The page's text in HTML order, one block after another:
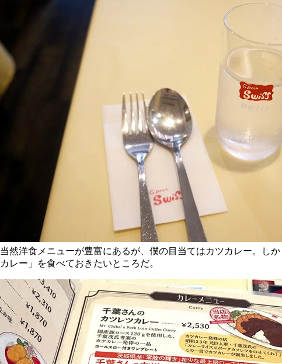
当然洋食メニューが豊富にあるが、僕の目当てはカツカレー。し
カレー」を食べておきたいところだ。